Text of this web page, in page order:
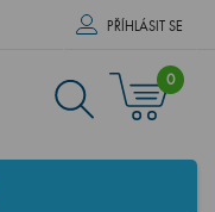
PŘÍHLÁSIT SE
0